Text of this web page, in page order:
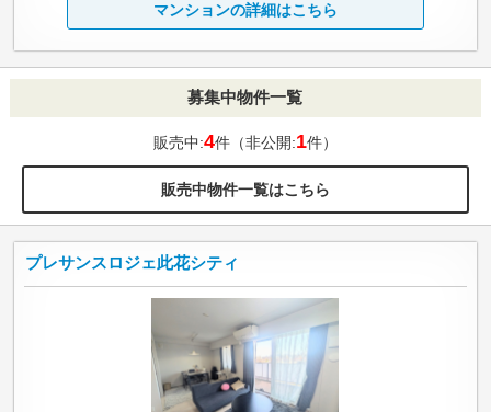
マンションの詳細はこちら
募集中物件一覧
販売中:4件（非公開:1件）
販売中物件一覧はこちら
プレサンスロジェ此花シティ